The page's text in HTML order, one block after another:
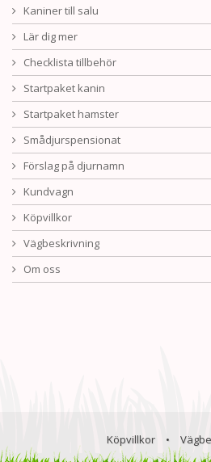
Kaniner till salu
Lär dig mer
Checklista tillbehör
Startpaket kanin
Startpaket hamster
Smådjurspensionat
Förslag på djurnamn
Kundvagn
Köpvillkor
Vägbeskrivning
Om oss
Köpvillkor •